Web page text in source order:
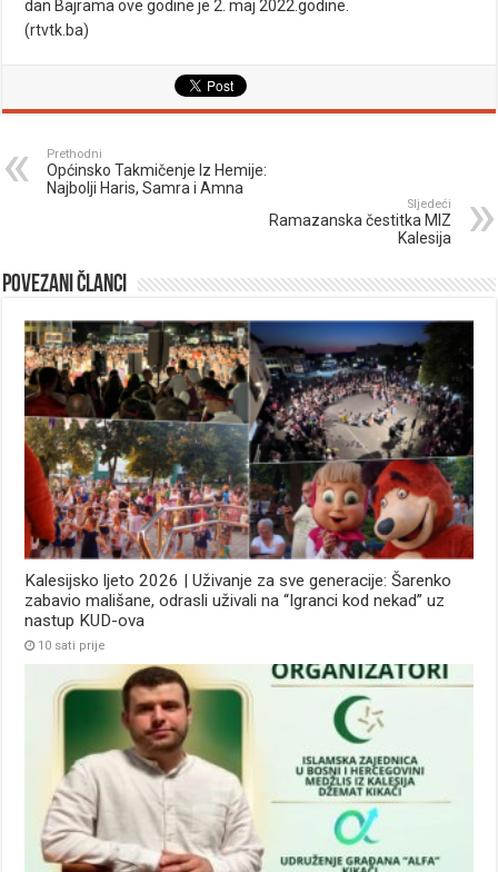
dan Bajrama ove godine je 2. maj 2022.godine.
(rtvtk.ba)
Prethodni
Općinsko Takmičenje Iz Hemije:
Najbolji Haris, Samra i Amna
Sljedeći
Ramazanska čestitka MIZ
Kalesija
Povezani članci
Kalesijsko ljeto 2026 | Uživanje za sve generacije: Šarenko
zabavio mališane, odrasli uživali na “Igranci kod nekad” uz
nastup KUD-ova
10 sati prije